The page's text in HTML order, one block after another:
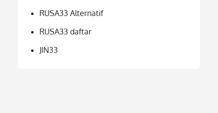
RUSA33 Alternatif
RUSA33 daftar
JIN33